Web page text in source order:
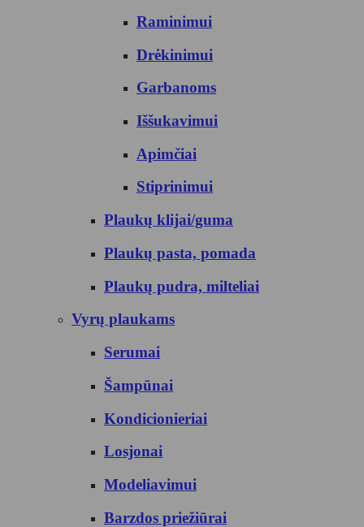
Raminimui
Drėkinimui
Garbanoms
Iššukavimui
Apimčiai
Stiprinimui
Plaukų klijai/guma
Plaukų pasta, pomada
Plaukų pudra, milteliai
Vyrų plaukams
Serumai
Šampūnai
Kondicionieriai
Losjonai
Modeliavimui
Barzdos priežiūrai